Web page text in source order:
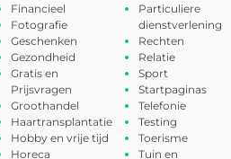
Financieel
Fotografie
Geschenken
Gezondheid
Gratis en
Prijsvragen
Groothandel
Haartransplantatie
Hobby en vrije tijd
Horeca
Particuliere
dienstverlening
Rechten
Relatie
Sport
Startpaginas
Telefonie
Testing
Toerisme
Tuin en